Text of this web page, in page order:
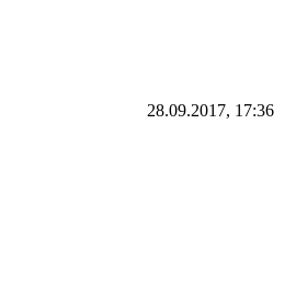
28.09.2017, 17:36